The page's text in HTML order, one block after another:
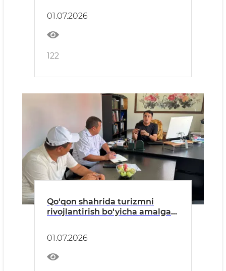
o‘tkazilmoqda
01.07.2026
122
Qo‘qon shahrida turizmni
rivojlantirish bo‘yicha amalga
01.07.2026